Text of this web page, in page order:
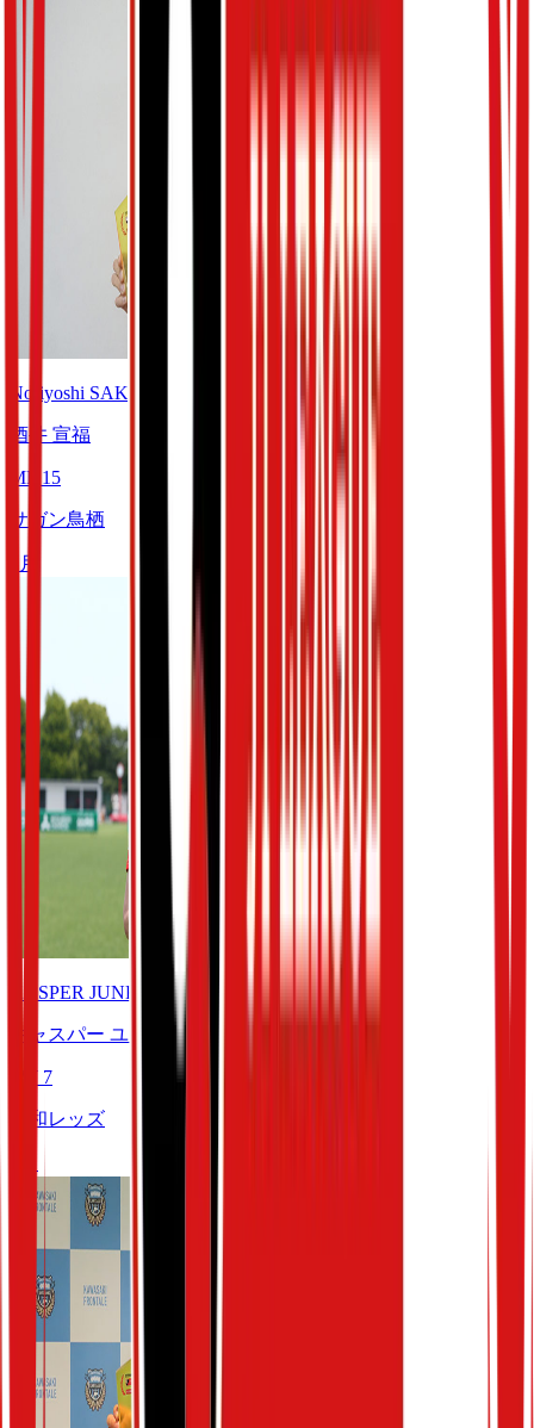
Noriyoshi SAKAI
酒井 宣福
MF 15
サガン鳥栖
月
KASPER JUNKER
キャスパー ユンカー
FW 7
浦和レッズ